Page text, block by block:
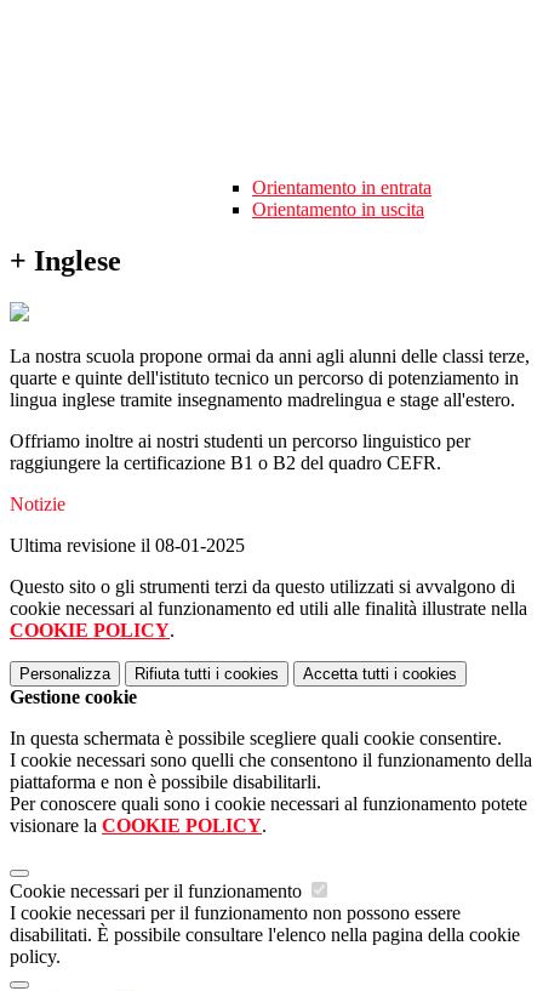
Orientamento in entrata
Orientamento in uscita
+ Inglese
La nostra scuola propone ormai da anni agli alunni delle classi terze,
quarte e quinte dell'istituto tecnico un percorso di potenziamento in
lingua inglese tramite insegnamento madrelingua e stage all'estero.
Offriamo inoltre ai nostri studenti un percorso linguistico per
raggiungere la certificazione B1 o B2 del quadro CEFR.
Notizie
Ultima revisione il 08-01-2025
Questo sito o gli strumenti terzi da questo utilizzati si avvalgono di
cookie necessari al funzionamento ed utili alle finalità illustrate nella
COOKIE POLICY.
Personalizza Rifiuta tutti i cookies Accetta tutti i cookies
Gestione cookie
In questa schermata è possibile scegliere quali cookie consentire.
I cookie necessari sono quelli che consentono il funzionamento della
piattaforma e non è possibile disabilitarli.
Per conoscere quali sono i cookie necessari al funzionamento potete
visionare la COOKIE POLICY.
Cookie necessari per il funzionamento
I cookie necessari per il funzionamento non possono essere
disabilitati. È possibile consultare l'elenco nella pagina della cookie
policy.